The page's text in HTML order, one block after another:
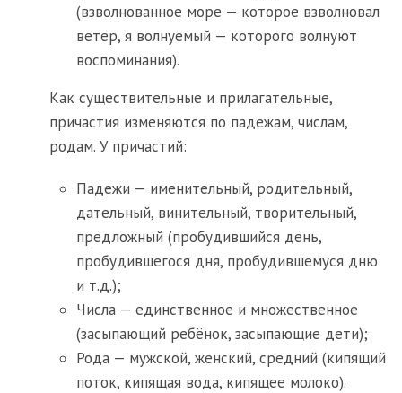
(взволнованное море — которое взволновал
ветер, я волнуемый — которого волнуют
воспоминания).
Как существительные и прилагательные,
причастия изменяются по падежам, числам,
родам. У причастий:
Падежи — именительный, родительный,
дательный, винительный, творительный,
предложный (пробудившийся день,
пробудившегося дня, пробудившемуся дню
и т.д.);
Числа — единственное и множественное
(засыпающий ребёнок, засыпающие дети);
Рода — мужской, женский, средний (кипящий
поток, кипящая вода, кипящее молоко).